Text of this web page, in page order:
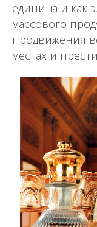
единица и как
массового
продвижения
местах и